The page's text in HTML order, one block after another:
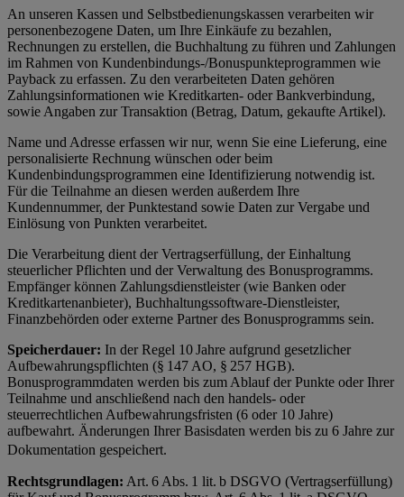
An unseren Kassen und Selbstbedienungskassen verarbeiten wir
personenbezogene Daten, um Ihre Einkäufe zu bezahlen,
Rechnungen zu erstellen, die Buchhaltung zu führen und Zahlungen
im Rahmen von Kundenbindungs-/Bonuspunkteprogrammen wie
Payback zu erfassen. Zu den verarbeiteten Daten gehören
Zahlungsinformationen wie Kreditkarten- oder Bankverbindung,
sowie Angaben zur Transaktion (Betrag, Datum, gekaufte Artikel).
Name und Adresse erfassen wir nur, wenn Sie eine Lieferung, eine
personalisierte Rechnung wünschen oder beim
Kundenbindungsprogrammen eine Identifizierung notwendig ist.
Für die Teilnahme an diesen werden außerdem Ihre
Kundennummer, der Punktestand sowie Daten zur Vergabe und
Einlösung von Punkten verarbeitet.
Die Verarbeitung dient der Vertragserfüllung, der Einhaltung
steuerlicher Pflichten und der Verwaltung des Bonusprogramms.
Empfänger können Zahlungsdienstleister (wie Banken oder
Kreditkartenanbieter), Buchhaltungssoftware-Dienstleister,
Finanzbehörden oder externe Partner des Bonusprogramms sein.
Speicherdauer: In der Regel 10 Jahre aufgrund gesetzlicher
Aufbewahrungspflichten (§ 147 AO, § 257 HGB).
Bonusprogrammdaten werden bis zum Ablauf der Punkte oder Ihrer
Teilnahme und anschließend nach den handels- oder
steuerrechtlichen Aufbewahrungsfristen (6 oder 10 Jahre)
aufbewahrt. Änderungen Ihrer Basisdaten werden bis zu 6 Jahre zur
Dokumentation gespeichert.
Rechtsgrundlagen: Art. 6 Abs. 1 lit. b DSGVO (Vertragserfüllung)